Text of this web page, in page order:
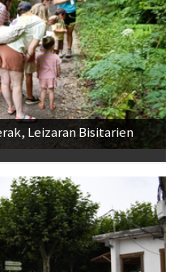
Leizaran Bisitarien